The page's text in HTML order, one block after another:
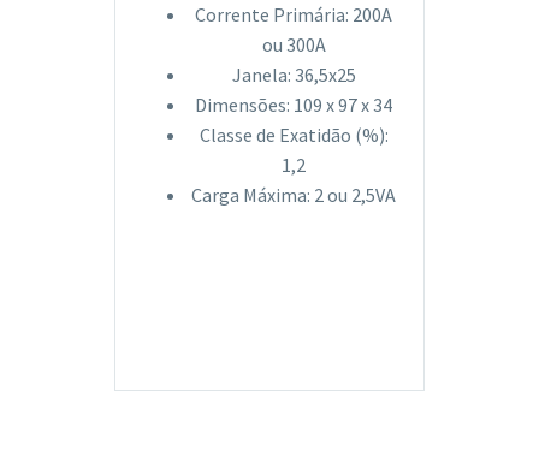
Corrente Primária: 200A
ou 300A
Janela: 36,5x25
Dimensões: 109 x 97 x 34
Classe de Exatidão (%):
1,2
Carga Máxima: 2 ou 2,5VA